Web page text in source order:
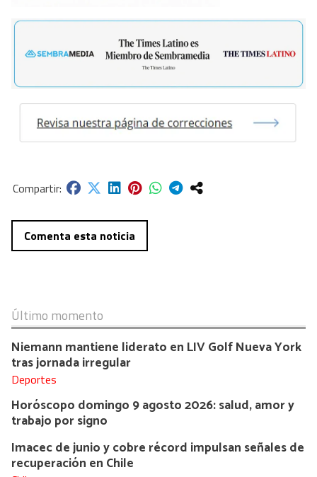
Comenta esta noticia
Último momento
Niemann mantiene liderato en LIV Golf Nueva York
tras jornada irregular
Deportes
Horóscopo domingo 9 agosto 2026: salud, amor y
trabajo por signo
Imacec de junio y cobre récord impulsan señales de
recuperación en Chile